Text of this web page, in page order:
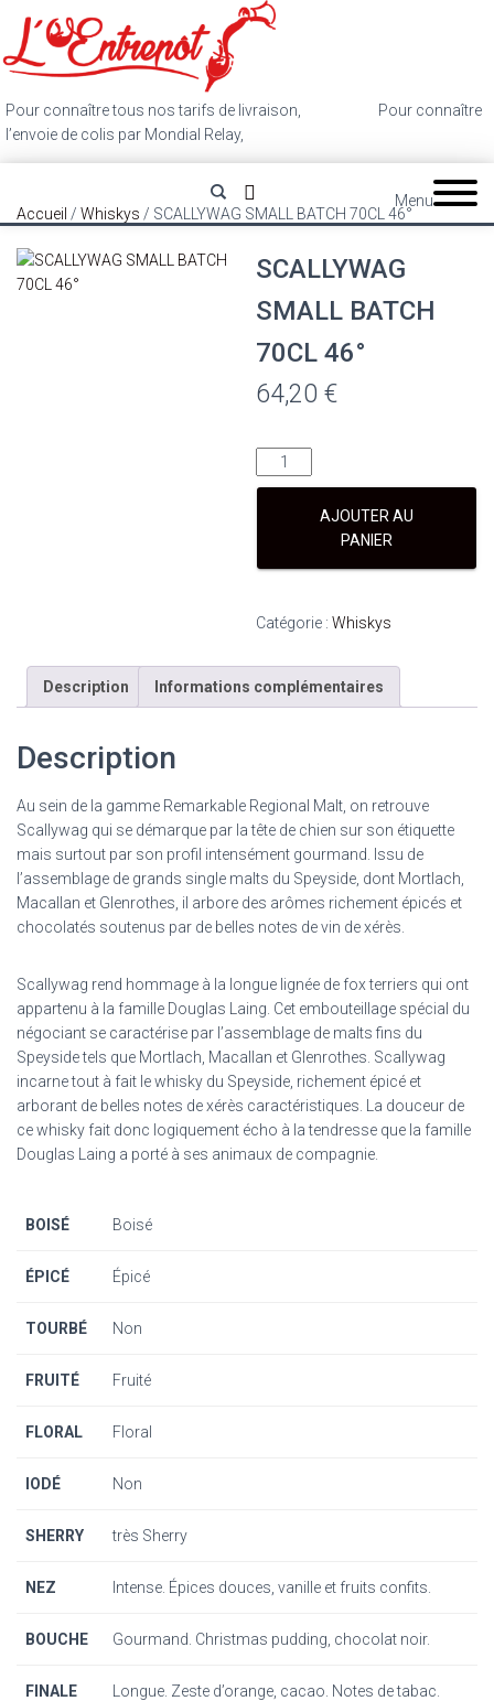
Pour connaître tous nos tarifs de livraison,
Pour connaître
l’envoie de colis par Mondial Relay,
Menu
Accueil / Whiskys / SCALLYWAG SMALL BATCH 70CL 46°
SCALLYWAG
SMALL BATCH
70CL 46°
64,20€
quantité
SCALLYWAGAJOUTER AU
PANIER
Catégorie :Whiskys
Description Informations complémentaires
Description
Au sein de la gamme Remarkable Regional Malt, on retrouve
Scallywag qui se démarque par la tête de chien sur son étiquette
mais surtout par son profil intensément gourmand. Issu de
l’assemblage de grands single malts du Speyside, dont Mortlach,
Macallan et Glenrothes, il arbore des arômes richement épicés et
chocolatés soutenus par de belles notes de vin de xérès.
Scallywag rend hommage à la longue lignée de fox terriers qui ont
appartenu à la famille Douglas Laing. Cet embouteillage spécial du
négociant se caractérise par l’assemblage de malts fins du
Speyside tels que Mortlach, Macallan et Glenrothes. Scallywag
incarne tout à fait le whisky du Speyside, richement épicé et
arborant de belles notes de xérès caractéristiques. La douceur de
ce whisky fait donc logiquement écho à la tendresse que la famille
Douglas Laing a porté à ses animaux de compagnie.
BOISÉ Boisé
ÉPICÉ Épicé
TOURBÉ Non
FRUITÉ Fruité
FLORAL Floral
IODÉ Non
SHERRY très Sherry
NEZ Intense. Épices douces, vanille et fruits confits.
BOUCHE Gourmand. Christmas pudding, chocolat noir.
FINALE Longue. Zeste d’orange, cacao. Notes de tabac.